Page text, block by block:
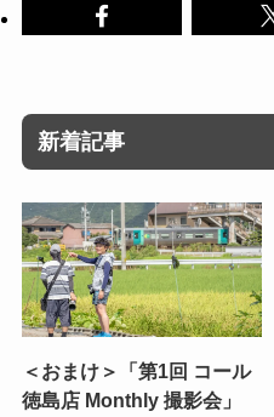
新着記事
＜おまけ＞「第1回 コール
徳島店 Monthly 撮影会」